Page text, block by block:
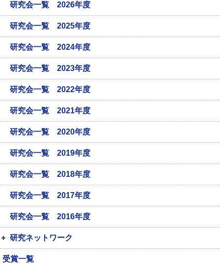
研究会一覧 2026年度
研究会一覧 2025年度
研究会一覧 2024年度
研究会一覧 2023年度
研究会一覧 2022年度
研究会一覧 2021年度
研究会一覧 2020年度
研究会一覧 2019年度
研究会一覧 2018年度
研究会一覧 2017年度
研究会一覧 2016年度
研究ネットワーク
受賞一覧